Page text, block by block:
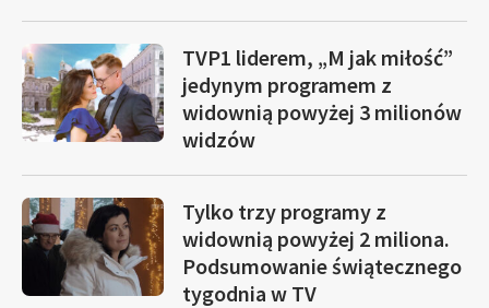
TVP1 liderem, „M jak miłość”
jedynym programem z
widownią powyżej 3 milionów
widzów
Tylko trzy programy z
widownią powyżej 2 miliona.
Podsumowanie świątecznego
tygodnia w TV